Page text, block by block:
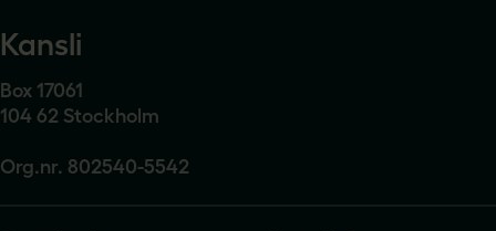
Kansli
Box 17061
104 62 Stockholm
Org.nr. 802540-5542